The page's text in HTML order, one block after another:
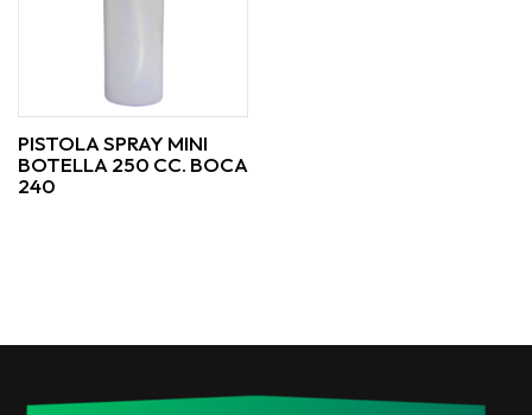
PISTOLA SPRAY MINI
BOTELLA 250 CC. BOCA
240